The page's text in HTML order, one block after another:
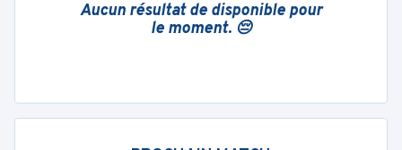
Aucun résultat de disponible pour
le moment. 😔